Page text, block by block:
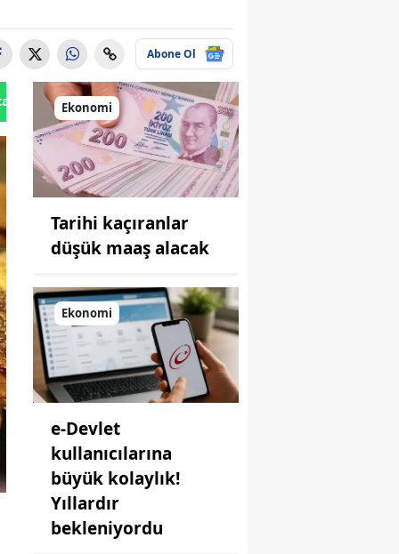
Abone Ol
GönderEkonomi
Tarihi kaçıranlar
düşük maaş alacak
Ekonomi
e-Devlet
kullanıcılarına
büyük kolaylık!
Yıllardır
bekleniyordu